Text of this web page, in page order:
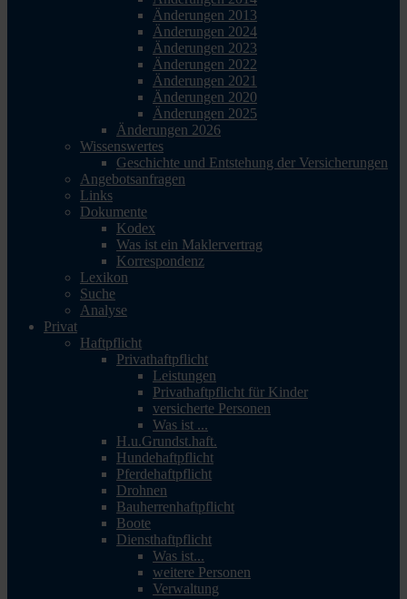
Änderungen 2013
Änderungen 2024
Änderungen 2023
Änderungen 2022
Änderungen 2021
Änderungen 2020
Änderungen 2025
Änderungen 2026
Wissenswertes
Geschichte und Entstehung der Versicherungen
Angebotsanfragen
Links
Dokumente
Kodex
Was ist ein Maklervertrag
Korrespondenz
Lexikon
Suche
Analyse
Privat
Haftpflicht
Privathaftpflicht
Leistungen
Privathaftpflicht für Kinder
versicherte Personen
Was ist ...
H.u.Grundst.haft.
Hundehaftpflicht
Pferdehaftpflicht
Drohnen
Bauherrenhaftpflicht
Boote
Diensthaftpflicht
Was ist...
weitere Personen
Verwaltung